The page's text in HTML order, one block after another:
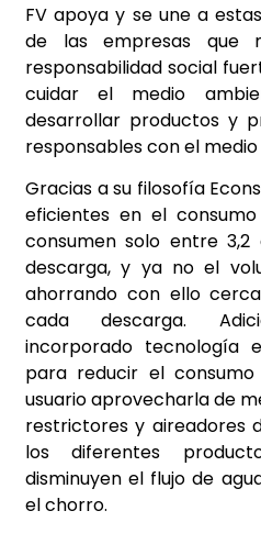
FV apoya y se une a
de las empresas que
responsabilidad social
cuidar el medio
desarrollar productos y
responsables con el
Gracias a su filosofía
eficientes en el
consumen solo entre
descarga, y ya no el
ahorrando con ello
cada descarga.
incorporado tecnología
para reducir el
usuario aprovecharla de
restrictores y aireadores
los diferentes
disminuyen el flujo de
el chorro.